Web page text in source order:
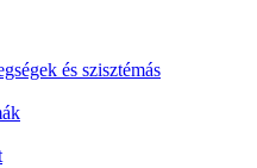
és szisztémás